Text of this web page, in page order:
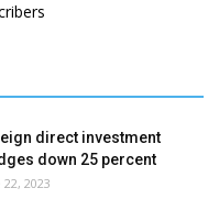
direct investment
down 25 percent
22, 2023